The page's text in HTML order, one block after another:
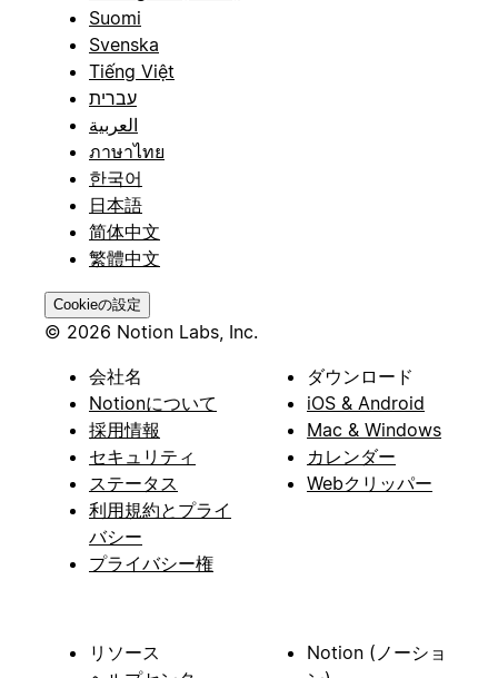
Suomi
Svenska
Tiếng Việt
עברית
العربية
ภาษาไทย
한국어
日本語
简体中文
繁體中文
Cookieの設定
© 2026 Notion Labs, Inc.
会社名
Notionについて
採用情報
セキュリティ
ステータス
利用規約とプライ
バシー
プライバシー権
ダウンロード
iOS & Android
Mac & Windows
カレンダー
Webクリッパー
リソース
Notion (ノーショ